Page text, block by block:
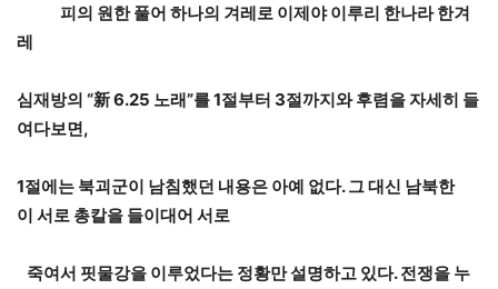
피의 원한 풀어 하나의 겨레로 이제야 이루리 한나라 한겨
레
심재방의 “新6.25 노래”를1절부터 3절까지와 후렴을자세히 들
여다보면,
1절에는 북괴군이 남침했던 내용은 아예 없다. 그대신 남북한
이 서로 총칼을 들이대어 서로
죽여서 핏물강을 이루었다는 정황만설명하고 있다.전쟁을 누